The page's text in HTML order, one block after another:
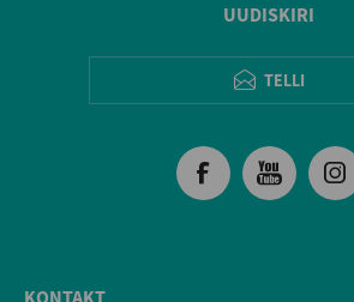
UUDISKIRI
TELLI